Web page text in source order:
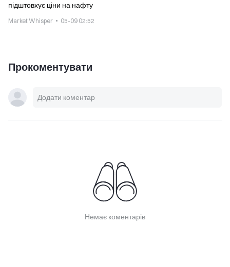
підштовхує ціни на нафту
Market Whisper 05-09 02:52
Прокоментувати
Немає коментарів